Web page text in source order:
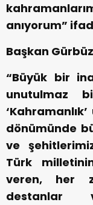
anıyorum”
Başkan
“Büyük bir
unutulmaz
dönümünde
ve
Türk
veren, her
destanlar